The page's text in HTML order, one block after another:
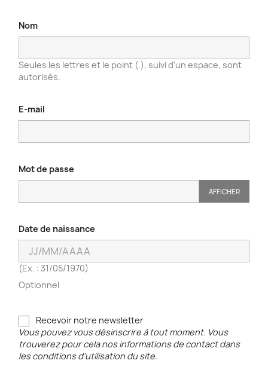
Nom
Seules les lettres et le point (.), suivi d'un espace, sont
autorisés.
E-mail
Mot de passe
AFFICHER
Date de naissance
(Ex. : 31/05/1970)
Optionnel
Recevoir notre newsletter
Vous pouvez vous désinscrire à tout moment. Vous
trouverez pour cela nos informations de contact dans
les conditions d'utilisation du site.